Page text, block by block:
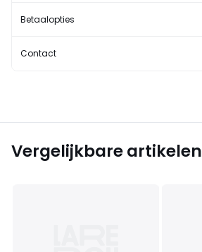
Betaalopties
Contact
Vergelijkbare artikelen